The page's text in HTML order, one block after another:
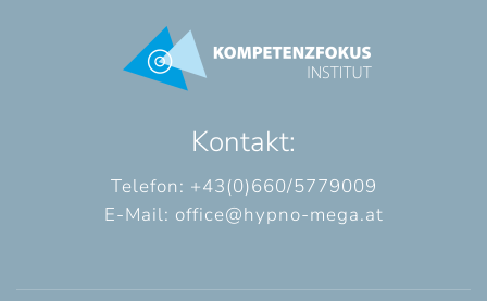
Kontakt:
Telefon: +43(0)660/5779009
E-Mail: office@hypno-mega.at